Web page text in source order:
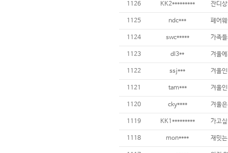
1126 KK2*********
1125 ndc***
1124 swc*****
1123 dl3**
1122 ssj*** 겨울
1121 tam***
1120 cky**** 겨울
1119 KK1*********
1118 mon**** 재밋